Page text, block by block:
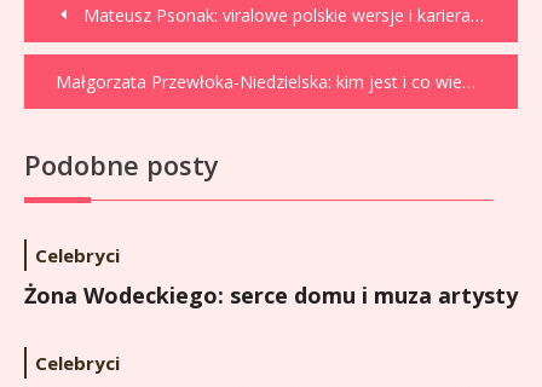
wpisu
Mateusz Psonak: viralowe polskie wersje i kariera wokalisty
Małgorzata Przewłoka-Niedzielska: kim jest i co wiemy?
Podobne posty
Celebryci
Żona Wodeckiego: serce domu i muza artysty
Celebryci